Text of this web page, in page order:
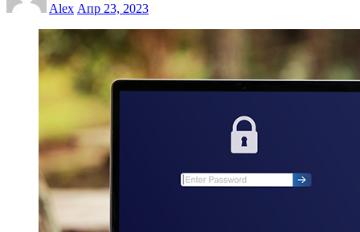
Alex Апр 23, 2023